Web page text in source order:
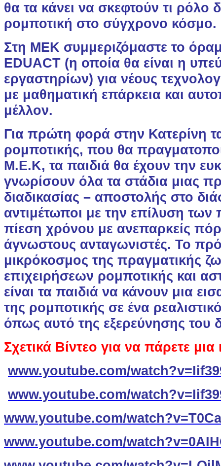
θα τα κάνει να σκεφτούν τι ρόλο
ρομποτική στο σύγχρονο κόσμο.
Στη ΜΕΚ συμμεριζόμαστε το
EDUACT (η οποία θα είναι η
εργαστηρίων) για νέους
με μαθηματική επάρκεια και
μέλλον.
Για πρώτη φορά στην Κατερίνη
ρομποτικής, που θα
Μ.Ε.Κ, τα παιδιά θα έχουν την
γνωρίσουν όλα τα στάδια μιας
διαδικασίας – αποστολής στο
αντιμέτωποι με την επίλυση
πίεση χρόνου με ανεπαρκείς
άγνωστους ανταγωνιστές. Το
μικρόκοσμος της πραγματικής
επιχειρήσεων ρομποτικής και
είναι τα παιδιά να κάνουν μια
της ρομποτικής σε ένα
όπως αυτό της εξερεύνησης του
Σχετικά Βίντεο για να πάρετε μια
www.youtube.com/
www.youtube.com/
www.youtube.com/
www.youtube.com/